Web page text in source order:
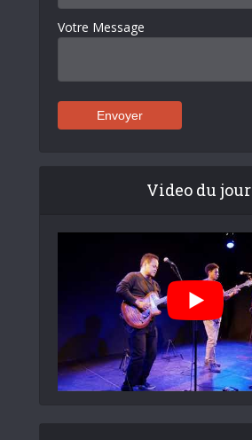
Votre Message
Video du jour